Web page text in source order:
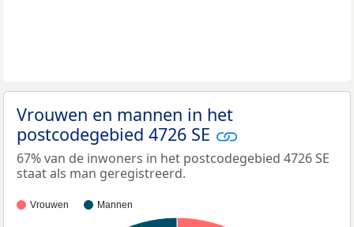
Vrouwen en mannen in het
postcodegebied 4726 SE
67% van de inwoners in het postcodegebied 4726 SE
staat als man geregistreerd.
Vrouwen Mannen